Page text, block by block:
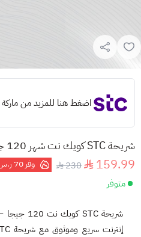
اضغط هنا للمزيد من ماركة
شريحة STC كويك نت شهر 120 جيجا
159.99
230 وفر70 ر.س
متوفر
شريحة STC كويك نت 120 جيجا – صالحة لمدة شهر و
إنترنت سريع وموثوق معشريحة STC كويك نت مسبقة الدفع